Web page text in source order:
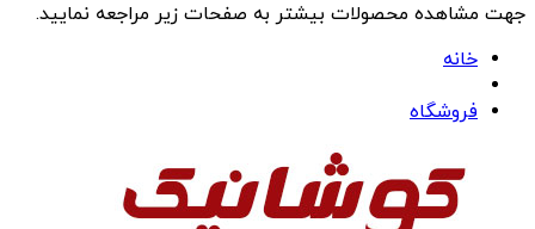
جهت مشاهده محصولات بیشتر به صفحات زیر مراجعه نمایید.
خانه
فروشگاه